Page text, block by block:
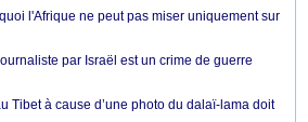
l'Afrique ne peut pas miser uniquement sur
par Israël est un crime de guerre
Tibet à cause d’une photo du dalaï-lama doit